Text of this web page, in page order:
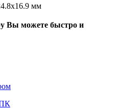
мм
Вы можете быстро и
ПК